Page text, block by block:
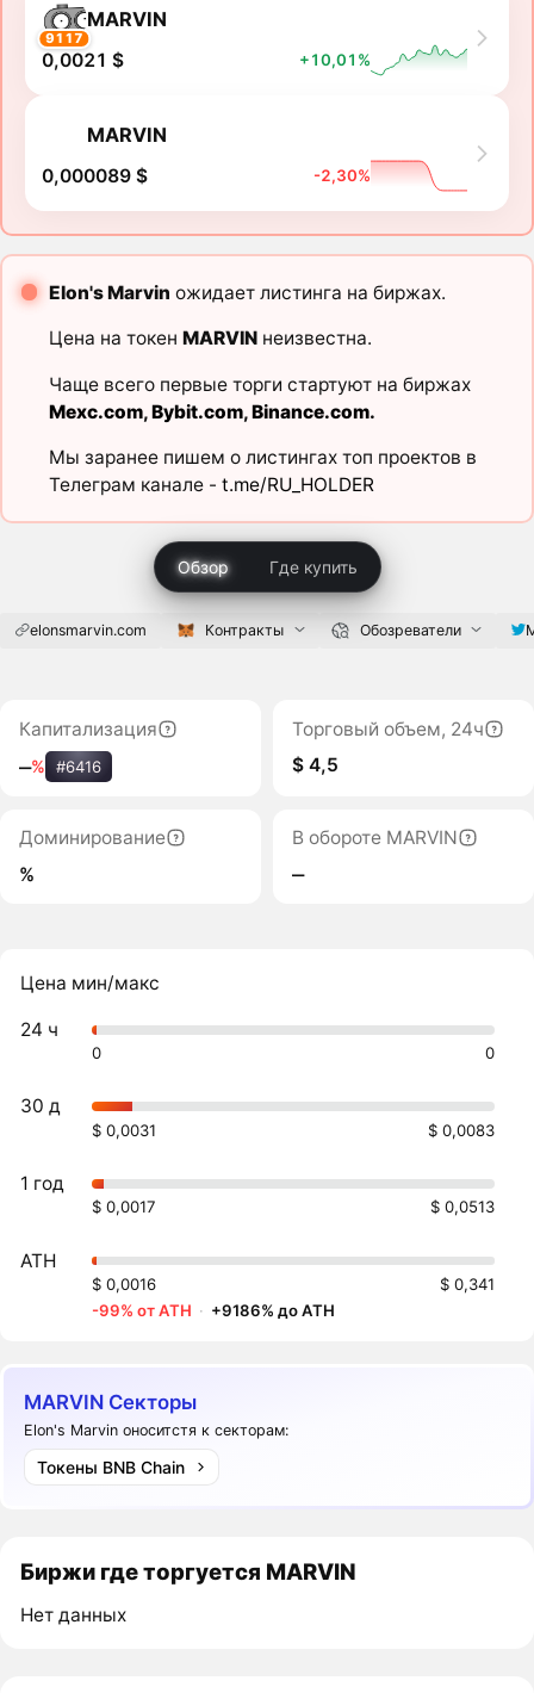
9117
MARVIN
0,0021 $ +10,01%
MARVIN
0,000089 $ -2,30%
Elon's Marvin ожидает листинга на биржах.
Цена на токен MARVINнеизвестна.
Чаще всего первые торги стартуют на биржах
Mexc.com,Bybit.com,Binance.com.
Мы заранее пишем о листингах топ проектов в
Телеграм канале - t.me/RU_HOLDER
Обзор Где купить
elonsmarvin.com Контракты Обозреватели
Капитализация
‒% #6416
Торговый объем, 24ч
$ 4,5
Доминирование
%
В обороте MARVIN
‒
Цена мин/макс
24 ч
0 0
30 д
$ 0,0031 $ 0,0083
1 год
$ 0,0017 $ 0,0513
ATH
$ 0,0016
$ 0,341
-99% от ATH · +9186% до ATH
MARVIN Секторы
Elon's Marvin оноситстя к секторам:
Токены BNB Chain
Биржи где торгуется MARVIN
Нет данных